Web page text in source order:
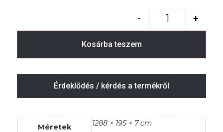
- +
Kosárba teszem
Érdeklődés / kérdés a termékről
Méretek 1288 × 195 × 7 cm